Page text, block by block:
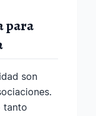
para
son
tanto